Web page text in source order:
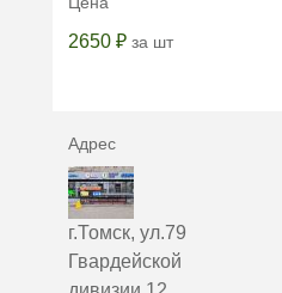
2650 ₽ за шт
г.Томск, ул.79
Гвардейской